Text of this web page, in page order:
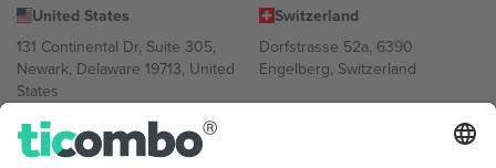
United States
131 Continental Dr, Suite 305,
Newark, Delaware 19713, United
States
Switzerland
Dorfstrasse 52a, 6390
Engelberg, Switzerland
Bulgaria